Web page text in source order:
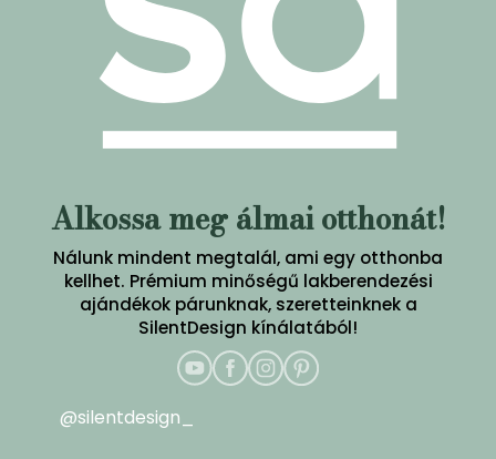
Alkossa meg álmai otthonát!
Nálunk mindent megtalál, ami egy otthonba
kellhet. Prémium minőségű lakberendezési
ajándékok párunknak, szeretteinknek a
SilentDesign kínálatából!
@silentdesign_